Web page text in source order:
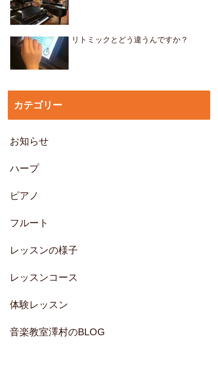
リトミックとどう違うんですか？
カテゴリー
お知らせ
ハープ
ピアノ
フルート
レッスンの様子
レッスンコース
体験レッスン
音楽教室澤村のBLOG